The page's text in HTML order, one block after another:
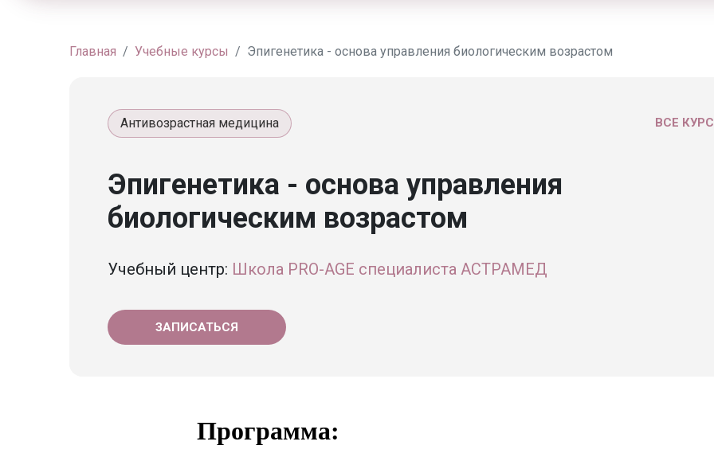
Главная Учебные курсы Эпигенетика - основа управления биологическим возрастом
ВСЕ
Антивозрастная медицина
Эпигенетика - основа управления
биологическим возрастом
Учебный центр: Школа PRO-AGE специалиста АСТРАМЕД
ЗАПИСАТЬСЯ
Программа: